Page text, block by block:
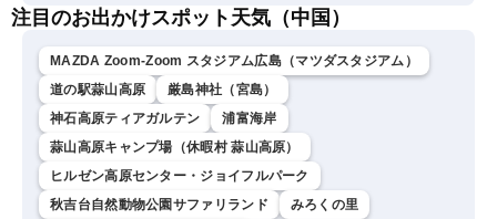
注目のお出かけスポット天気（中国）
MAZDA Zoom-Zoom スタジアム広島（マツダスタジアム）
道の駅蒜山高原
厳島神社（宮島）
神石高原ティアガルテン
浦富海岸
蒜山高原キャンプ場（休暇村 蒜山高原）
ヒルゼン高原センター・ジョイフルパーク
秋吉台自然動物公園サファリランド
みろくの里